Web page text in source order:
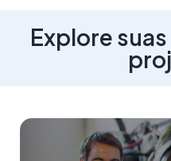
Explore